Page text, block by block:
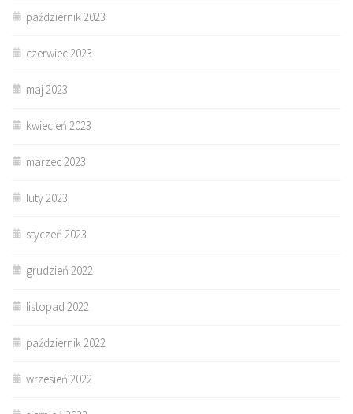
październik 2023
czerwiec 2023
maj 2023
kwiecień 2023
marzec 2023
luty 2023
styczeń 2023
grudzień 2022
listopad 2022
październik 2022
wrzesień 2022